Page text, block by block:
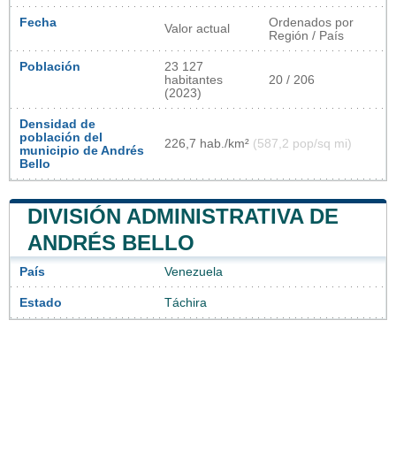
Fecha Valor actual
Ordenados por
Región / País
Población
23 127
habitantes
(2023)
20 / 206
Densidad de
población del
municipio de Andrés
Bello
226,7 hab./km² (587,2 pop/sq mi)
DIVISIÓN ADMINISTRATIVA DE
ANDRÉS BELLO
País Venezuela
Estado Táchira